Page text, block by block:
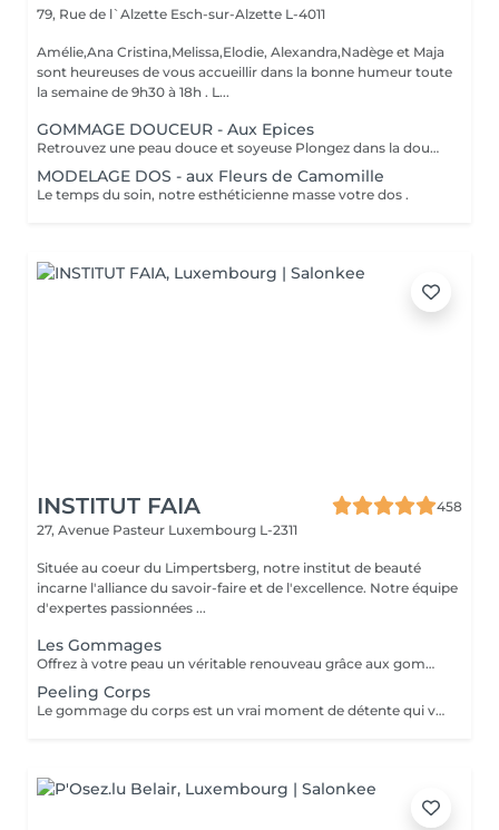
79, Rue de l`Alzette Esch-sur-Alzette L-4011
Amélie,Ana Cristina,Melissa,Elodie, Alexandra,Nadège et Maja
sont heureuses de vous accueillir dans la bonne humeur toute
la semaine de 9h30 à 18h . L...
GOMMAGE DOUCEUR - Aux Epices
Retrouvez une peau douce et soyeuse Plongez dans la douceur tropicale dIndonésie à travers les notes épicées des huiles essentielles de Girofle et de Muscade. Ce gommage aux effluves chauds et naturels vous transporte tout en exfoliant délicatement votre peau : elle est douce, lumineuse et satinée.
MODELAGE DOS - aux Fleurs de Camomille
Le temps du soin, notre esthéticienne masse votre dos .
INSTITUT FAIA
458
27, Avenue Pasteur Luxembourg L-2311
Située au coeur du Limpertsberg, notre institut de beauté
incarne l'alliance du savoir-faire et de l'excellence. Notre équipe
d'expertes passionnées ...
Les Gommages
Offrez à votre peau un véritable renouveau grâce aux gommages corps Gemology. Enrichis en extraits minéraux précieux et en ingrédients naturels, ils exfolient en douceur, éliminent les cellules mortes et révèlent l'éclat de la peau. Leur texture sensorielle et leurs parfums délicats transforment l'exfoliation en un rituel de bien-être luxueux. Résultat : une peau lisse, douce, parfaitement préparée à recevoir les soins suivants.
Peeling Corps
Le gommage du corps est un vrai moment de détente qui va permettre à la peau de se débarrasser de ses inégalités et de retrouver une peau toute douce. Ce soin est parfait juste avant d'aller au soleil pour permettre à la peau de mieux bronzer.